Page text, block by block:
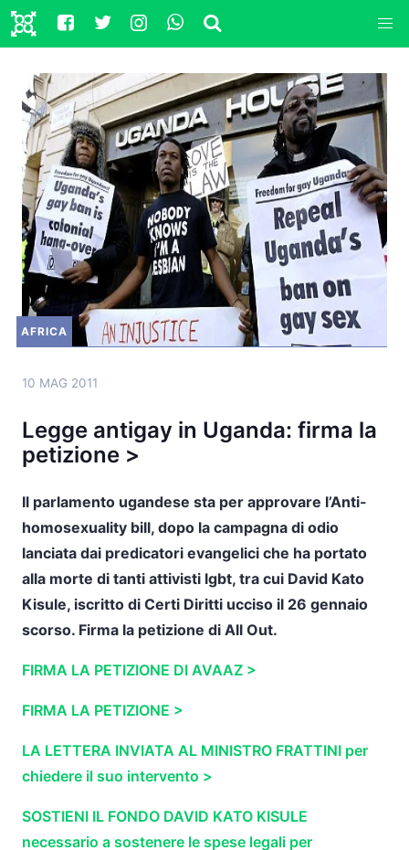
AFRICA
10 MAG 2011
Legge antigay in Uganda: firma la
petizione >
Il parlamento ugandese sta per approvare l’Anti-
homosexuality bill, dopo la campagna di odio
lanciata dai predicatori evangelici che ha portato
alla morte di tanti attivisti lgbt, tra cui David Kato
Kisule, iscritto di Certi Diritti ucciso il 26 gennaio
scorso. Firma la petizione di All Out.
FIRMA LA PETIZIONE DI AVAAZ >
FIRMA LA PETIZIONE >
LA LETTERA INVIATA AL MINISTRO FRATTINI per
chiedere il suo intervento >
SOSTIENI IL FONDO DAVID KATO KISULE
necessario a sostenere le spese legali per